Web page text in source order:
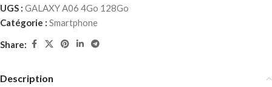
UGS : GALAXY A06 4Go 128Go
Catégorie : Smartphone
Share:
Description